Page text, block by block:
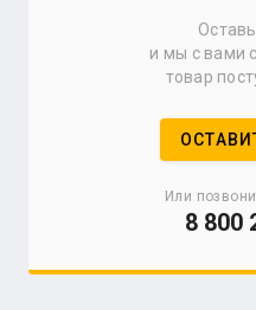
и мы с вами
товар
Или
8 800